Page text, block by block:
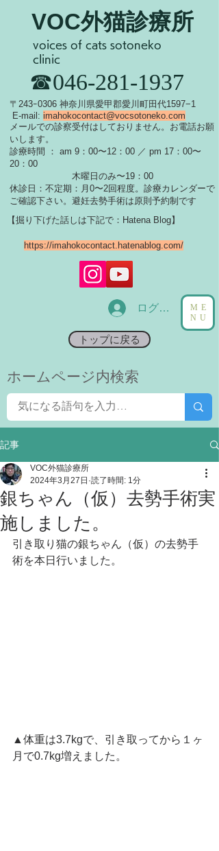
VOC外猫診療所
​☎046-281-1937
​〒243ｰ0306 神奈川県愛甲郡愛川町田代1597−1
E-mail: imahokocontact@vocsotoneko.com
​メールでの診察受付はしておりません。お電話お願
いします。
診療時間 ： am 9：00〜12：00 ／ pm 17：00〜
20：00
木曜日のみ〜19：00
休診日：不定期：月0〜2回程度。診療カレンダーで
ご確認下さい。 ​避妊去勢手術は原則予約制です
voices of cats sotoneko
clinic
ログイン
トップに戻る
ME
NU
https://imahokocontact.hatenablog.com/
【掘り下げた話しは下記で：Hatena Blog】
​ホームページ内検索
記事
銀ちゃん（仮）去勢手術実
施しました。
VOC外猫診療所
2024年3月27日 読了時間: 1分
引き取り猫の銀ちゃん（仮）の去勢手
術を本日行いました。
▲体重は3.7kgで、引き取ってから１ヶ
月で0.7kg増えました。